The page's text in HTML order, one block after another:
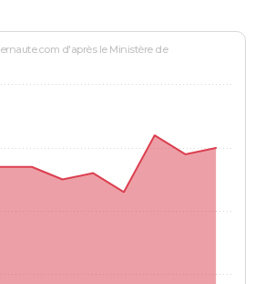
d'après le Ministère de